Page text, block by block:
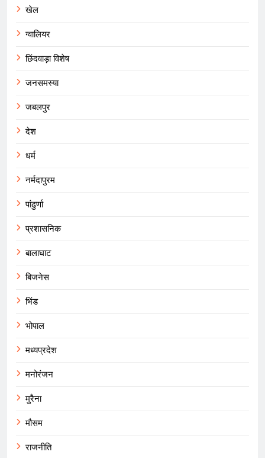
खेल
ग्वालियर
छिंदवाड़ा विशेष
जनसमस्या
जबलपुर
देश
धर्म
नर्मदापुरम
पांढुर्णा
प्रशासनिक
बालाघाट
बिजनेस
भिंड
भोपाल
मध्यप्रदेश
मनोरंजन
मुरैना
मौसम
राजनीति